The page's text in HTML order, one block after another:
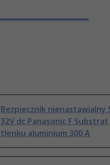
Bezpiecznik nienastawialny
32V dc Panasonic F Substrat
tlenku aluminium 300 A